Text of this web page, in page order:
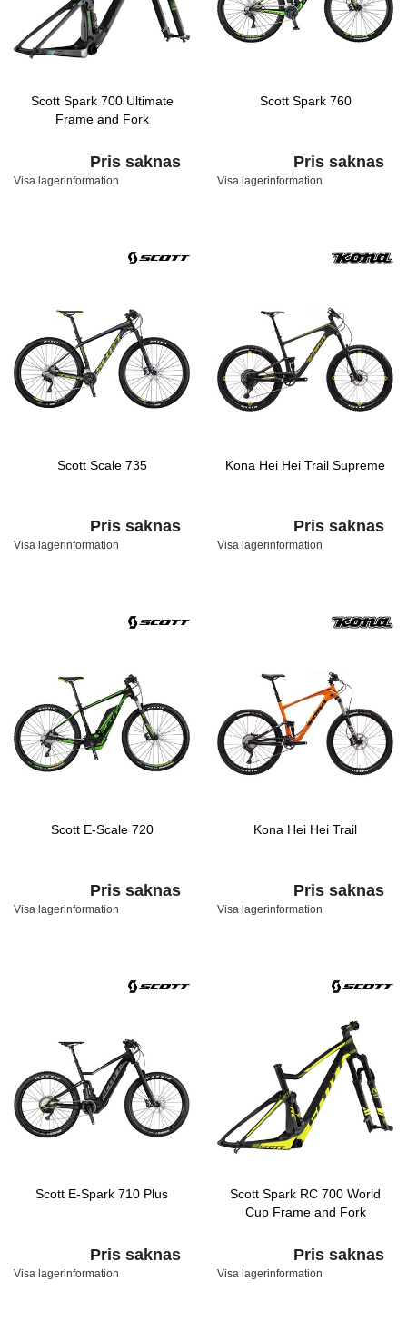
Scott Spark 700 Ultimate
Frame and Fork
Pris saknas
Visa lagerinformation
Scott Spark 760
Pris saknas
Visa lagerinformation
Scott Scale 735
Pris saknas
Visa lagerinformation
Kona Hei Hei Trail Supreme
Pris saknas
Visa lagerinformation
Scott E-Scale 720
Pris saknas
Visa lagerinformation
Kona Hei Hei Trail
Pris saknas
Visa lagerinformation
Scott E-Spark 710 Plus
Pris saknas
Visa lagerinformation
Scott Spark RC 700 World
Cup Frame and Fork
Pris saknas
Visa lagerinformation